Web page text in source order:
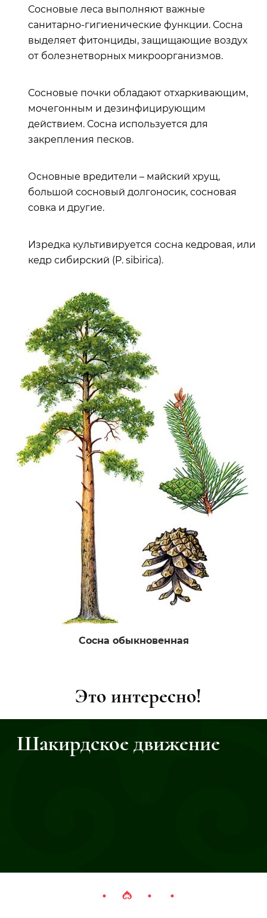
Сосновые леса выполняют важные
санитарно-гигиенические функции. Сосна
выделяет фитонциды, защищающие воздух
от болезнетворных микроорганизмов.
Сосновые почки обладают отхаркивающим,
мочегонным и дезинфицирующим
действием. Сосна используется для
закрепления песков.
Основные вредители – майский хрущ,
большой сосновый долгоносик, сосновая
совка и другие.
Изредка культивируется сосна кедровая, или
кедр сибирский (P. sibirica).
Сосна обыкновенная
Это интересно!
Шакирдское движение